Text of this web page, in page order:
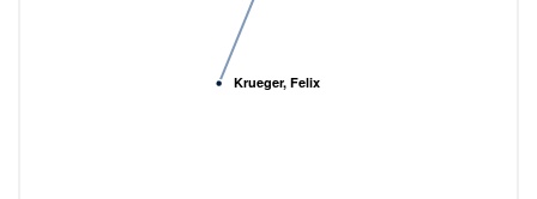
Krueger, Felix